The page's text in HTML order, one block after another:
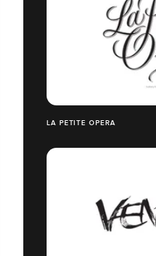
LA PETITE OPERA